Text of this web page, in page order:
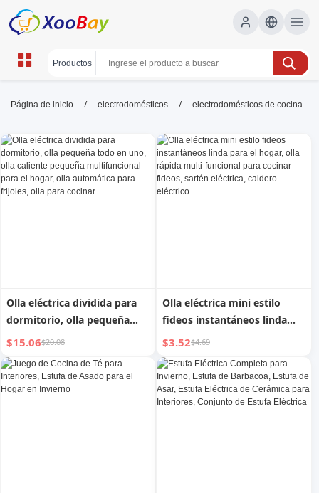
electrodomésticos de cocina |
electrodomésticos de cocina, guía de compra,
reseñas, eficiencia energética, electrodomésticos
eficientes, wholesale electrodomésticos de
Página de inicio / electrodomésticos / electrodomésticos de cocina
Olla eléctrica dividida para
dormitorio, olla pequeña
todo en uno, olla caliente
pequeña multifuncional para
el hogar, olla automática
para frijoles, olla para
$15.06$20.08
Olla eléctrica mini estilo
fideos instantáneos linda
para el hogar, olla rápida
multi-funcional para cocinar
fideos, sartén eléctrica,
caldero eléctrico
$3.52$4.69